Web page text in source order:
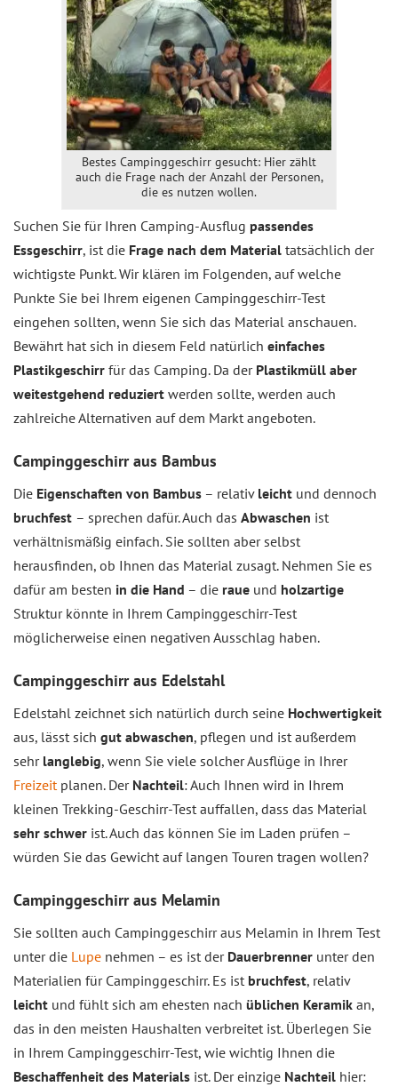
Bestes Campinggeschirr gesucht: Hier zählt
auch die Frage nach der Anzahl der Personen,
die es nutzen wollen.
Suchen Sie für Ihren Camping-Ausflug passendes
Essgeschirr, ist die Frage nach dem Material tatsächlich der
wichtigste Punkt. Wir klären im Folgenden, auf welche
Punkte Sie bei Ihrem eigenen Campinggeschirr-Test
eingehen sollten, wenn Sie sich das Material anschauen.
Bewährt hat sich in diesem Feld natürlich einfaches
Plastikgeschirr für das Camping. Da der Plastikmüll aber
weitestgehend reduziert werden sollte, werden auch
zahlreiche Alternativen auf dem Markt angeboten.
Campinggeschirr aus Bambus
Die Eigenschaften von Bambus – relativ leicht und dennoch
bruchfest – sprechen dafür. Auch das Abwaschen ist
verhältnismäßig einfach. Sie sollten aber selbst
herausfinden, ob Ihnen das Material zusagt. Nehmen Sie es
dafür am besten in die Hand – die raue und holzartige
Struktur könnte in Ihrem Campinggeschirr-Test
möglicherweise einen negativen Ausschlag haben.
Campinggeschirr aus Edelstahl
Edelstahl zeichnet sich natürlich durch seine Hochwertigkeit
aus, lässt sich gut abwaschen, pflegen und ist außerdem
sehr langlebig, wenn Sie viele solcher Ausflüge in Ihrer
Freizeit planen. Der Nachteil: Auch Ihnen wird in Ihrem
kleinen Trekking-Geschirr-Test auffallen, dass das Material
sehr schwer ist. Auch das können Sie im Laden prüfen –
würden Sie das Gewicht auf langen Touren tragen wollen?
Campinggeschirr aus Melamin
Sie sollten auch Campinggeschirr aus Melamin in Ihrem Test
unter die Lupe nehmen – es ist der Dauerbrenner unter den
Materialien für Campinggeschirr. Es ist bruchfest, relativ
leicht und fühlt sich am ehesten nach üblichen Keramik an,
das in den meisten Haushalten verbreitet ist. Überlegen Sie
in Ihrem Campinggeschirr-Test, wie wichtig Ihnen die
Beschaffenheit des Materials ist. Der einzige Nachteil hier: